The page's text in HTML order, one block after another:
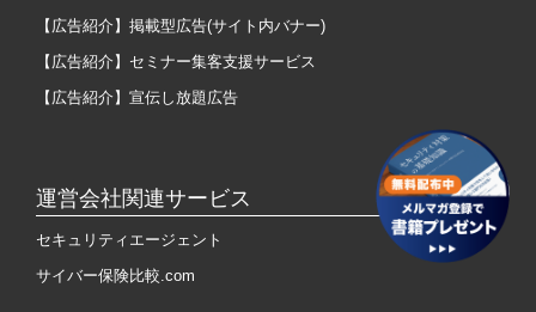
【広告紹介】掲載型広告(サイト内バナー)
【広告紹介】セミナー集客支援サービス
【広告紹介】宣伝し放題広告
運営会社関連サービス
セキュリティエージェント
サイバー保険比較.com